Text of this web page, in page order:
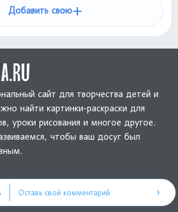
Добавить свою+
Оставь свой комментарий ›
сайт для творчества детей и
найти картинки-раскраски для
уроки рисования и многое другое.
чтобы ваш досуг был